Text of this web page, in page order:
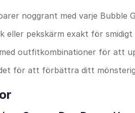
noggrant med varje Bubble
eller pekskärm exakt för smidigt
outfitkombinationer för att
för att förbättra ditt